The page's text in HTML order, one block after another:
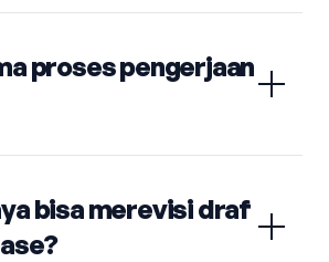
proses pengerjaan
bisa merevisi draf